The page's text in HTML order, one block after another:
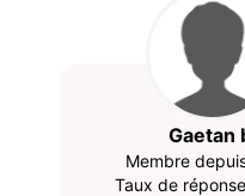
Gaetan
Membre
Taux de